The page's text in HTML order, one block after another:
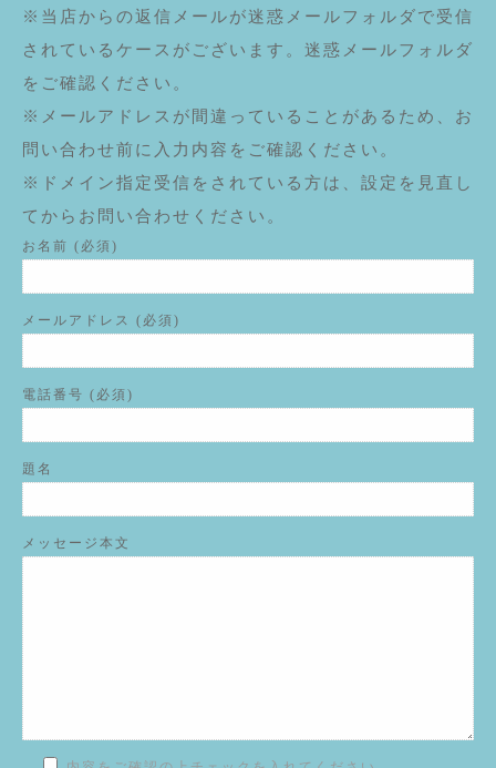
※当店からの返信メールが迷惑メールフォルダで受信
されているケースがございます。迷惑メールフォルダ
をご確認ください。
※メールアドレスが間違っていることがあるため、お
問い合わせ前に入力内容をご確認ください。
※ドメイン指定受信をされている方は、設定を見直し
てからお問い合わせください。
お名前 (必須)
メールアドレス (必須)
電話番号 (必須)
題名
メッセージ本文